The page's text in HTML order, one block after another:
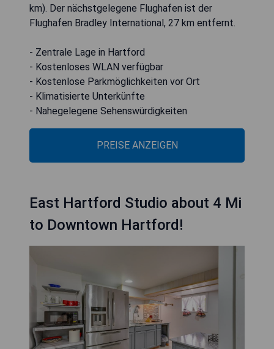
km). Der nächstgelegene Flughafen ist der
Flughafen Bradley International, 27 km entfernt.
- Zentrale Lage in Hartford
- Kostenloses WLAN verfügbar
- Kostenlose Parkmöglichkeiten vor Ort
- Klimatisierte Unterkünfte
- Nahegelegene Sehenswürdigkeiten
PREISE ANZEIGEN
East Hartford Studio about 4 Mi
to Downtown Hartford!